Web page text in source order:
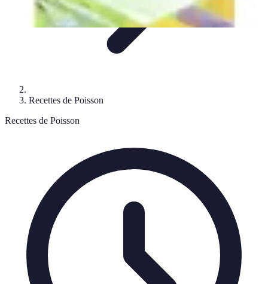
Recettes de Poisson
Recettes de Poisson